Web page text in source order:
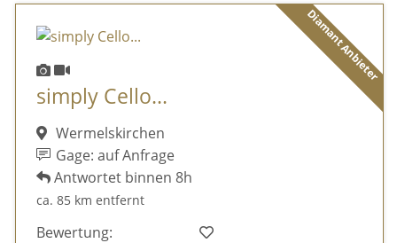
Diamant Anbieter
simply Cello...
Wermelskirchen
Gage: auf Anfrage
Antwortet binnen 8h
ca. 85 km entfernt
Bewertung: